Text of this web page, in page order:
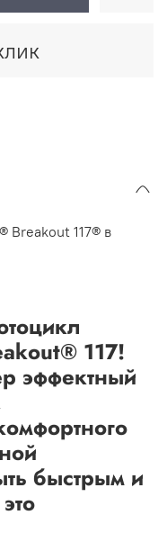
Breakout 117® в
117!
эффектный
быстрым и